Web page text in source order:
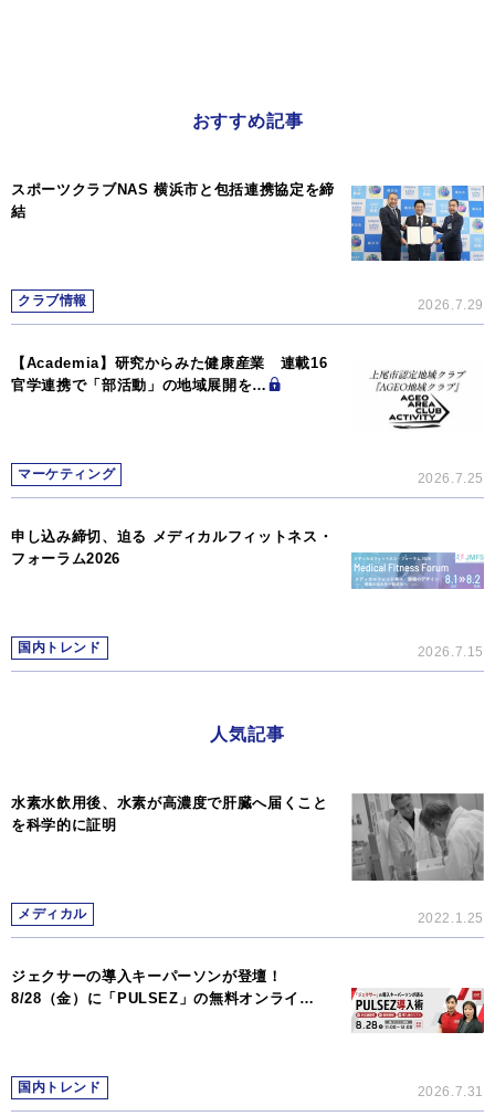
おすすめ記事
スポーツクラブNAS 横浜市と包括連携協定を締
結
クラブ情報 2026.7.29
【Academia】研究からみた健康産業 連載16
官学連携で「部活動」の地域展開を…
マーケティング 2026.7.25
申し込み締切、迫る メディカルフィットネス・
フォーラム2026
国内トレンド 2026.7.15
人気記事
水素水飲用後、水素が高濃度で肝臓へ届くこと
を科学的に証明
メディカル 2022.1.25
ジェクサーの導入キーパーソンが登壇！
8/28（金）に「PULSEZ」の無料オンライ…
国内トレンド 2026.7.31